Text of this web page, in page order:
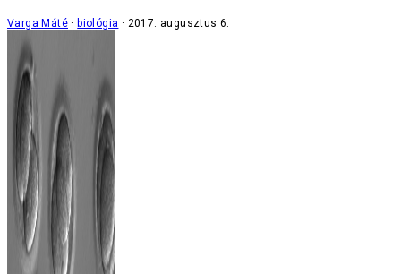
Varga Máté biológia 2017. augusztus 6.